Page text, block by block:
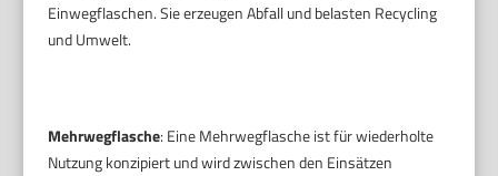
Einwegflaschen. Sie erzeugen Abfall und belasten Recycling
und Umwelt.
Mehrwegflasche: Eine Mehrwegflasche ist für wiederholte
Nutzung konzipiert und wird zwischen den Einsätzen